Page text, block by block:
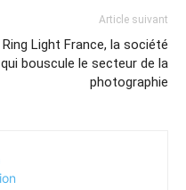
Article suivant
Ring Light France, la société
qui bouscule le secteur de la
photographie